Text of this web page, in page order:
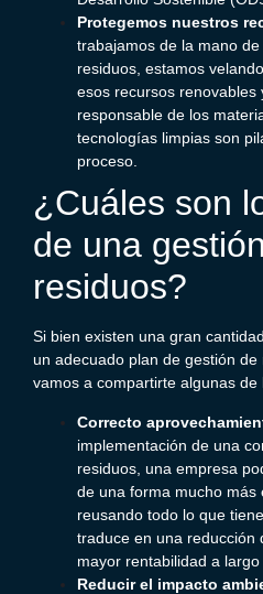
Protegemos nuestros
trabajamos de la mano
residuos, estamos
esos recursos renovables
responsable de los
tecnologías limpias son
proceso.
¿Cuáles son
de una
residuos?
Si bien existen una gran
un adecuado plan de gestión
vamos a compartirte algunas de
Correcto
implementación de una
residuos, una empresa
de una forma mucho más
reusando todo lo que
traduce en una reducción
mayor rentabilidad a largo
Reducir el impacto